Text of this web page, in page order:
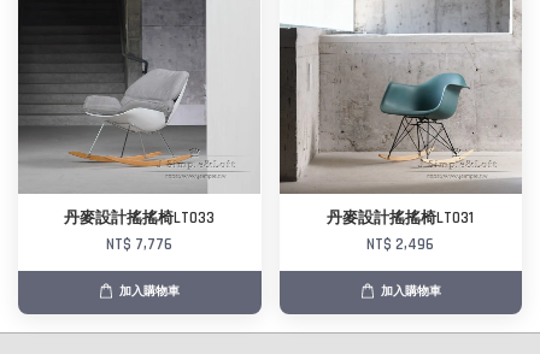
丹麥設計搖搖椅LT033
NT$ 7,776
加入購物車
丹麥設計搖搖椅LT031
NT$ 2,496
加入購物車